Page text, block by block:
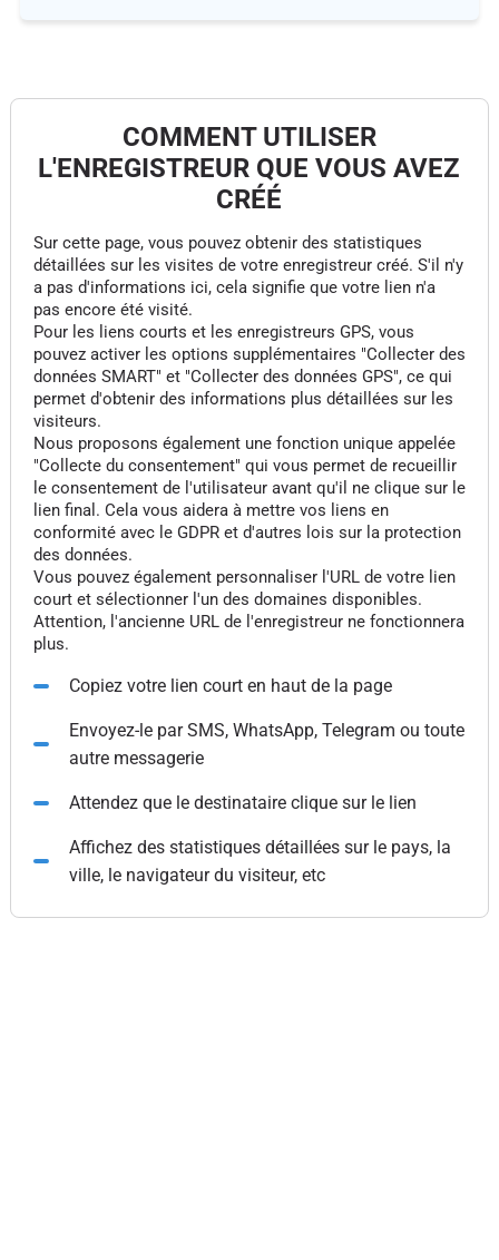
COMMENT UTILISER
L'ENREGISTREUR QUE VOUS AVEZ
CRÉÉ
Sur cette page, vous pouvez obtenir des statistiques
détaillées sur les visites de votre enregistreur créé. S'il n'y
a pas d'informations ici, cela signifie que votre lien n'a
pas encore été visité.
Pour les liens courts et les enregistreurs GPS, vous
pouvez activer les options supplémentaires "Collecter des
données SMART" et "Collecter des données GPS", ce qui
permet d'obtenir des informations plus détaillées sur les
visiteurs.
Nous proposons également une fonction unique appelée
"Collecte du consentement" qui vous permet de recueillir
le consentement de l'utilisateur avant qu'il ne clique sur le
lien final. Cela vous aidera à mettre vos liens en
conformité avec le GDPR et d'autres lois sur la protection
des données.
Vous pouvez également personnaliser l'URL de votre lien
court et sélectionner l'un des domaines disponibles.
Attention, l'ancienne URL de l'enregistreur ne fonctionnera
plus.
Copiez votre lien court en haut de la page
Envoyez-le par SMS, WhatsApp, Telegram ou toute
autre messagerie
Attendez que le destinataire clique sur le lien
Affichez des statistiques détaillées sur le pays, la
ville, le navigateur du visiteur, etc